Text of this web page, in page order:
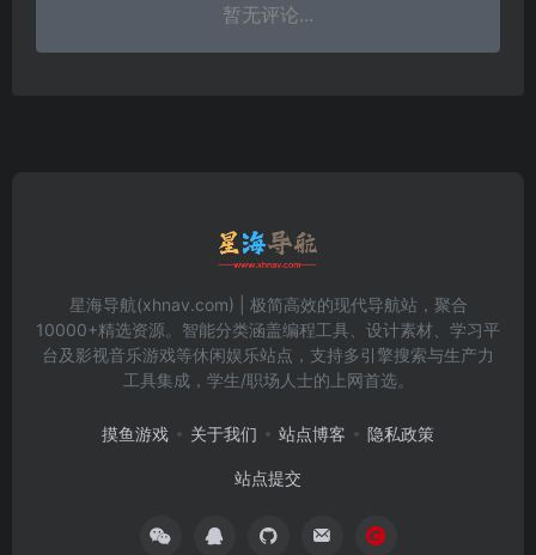
暂无评论...
星海导航(xhnav.com) | 极简高效的现代导航站，聚合
10000+精选资源。智能分类涵盖编程工具、设计素材、学习平
台及影视音乐游戏等休闲娱乐站点，支持多引擎搜索与生产力
工具集成，学生/职场人士的上网首选。
摸鱼游戏 关于我们 站点博客 隐私政策
站点提交